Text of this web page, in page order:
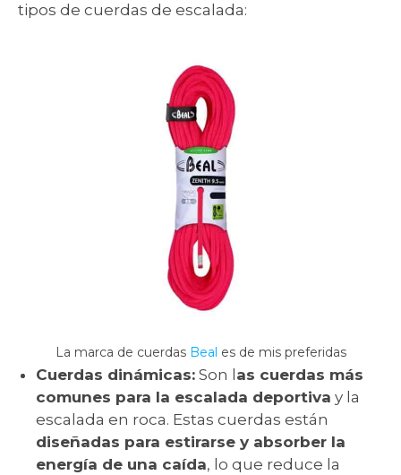
tipos de cuerdas de escalada:
La marca de cuerdas Beal es de mis preferidas
Cuerdas dinámicas: Son l as cuerdas más
comunes para la escalada deportiva y la
escalada en roca. Estas cuerdas están
diseñadas para estirarse y absorber la
energía de una caída, lo que reduce la